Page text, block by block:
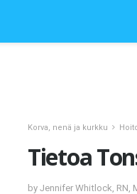
Korva, nenä ja kurkku
Tietoa
by Jennifer Whitlock, RN,